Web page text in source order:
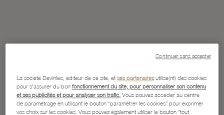
La société Devinlec, éditeur de ce site, etses partenairesutilise(nt) des cookies
pour s'assurer du bonfonctionnement du site, pour personnaliser son contenu
et ses publicités et pour analyser son trafic. Vous pouvez accéder au centre
de paramétrage en utilisant le bouton “paramétrer les cookies” pour exprimer
vos choix sur les cookies. Vous pouvez également utiliser le bouton "tout
Continuer sans accepter